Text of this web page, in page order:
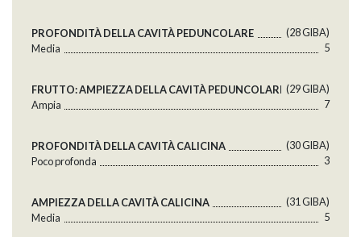
PROFONDITÀ DELLA CAVITÀ PEDUNCOLARE
(28 GlBA)
Media
5
FRUTTO: AMPIEZZA DELLA CAVITÀ PEDUNCOLARE (29 GlBA)
Ampia
7
PROFONDITÀ DELLA CAVITÀ CALICINA
(30 GlBA)
Poco profonda
3
AMPIEZZA DELLA CAVITÀ CALICINA
(31 GlBA)
Media
5